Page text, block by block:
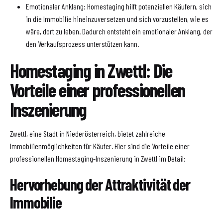
Emotionaler Anklang: Homestaging hilft potenziellen Käufern, sich
in die Immobilie hineinzuversetzen und sich vorzustellen, wie es
wäre, dort zu leben. Dadurch entsteht ein emotionaler Anklang, der
den Verkaufsprozess unterstützen kann.
Homestaging in Zwettl: Die
Vorteile einer professionellen
Inszenierung
Zwettl, eine Stadt in Niederösterreich, bietet zahlreiche
Immobilienmöglichkeiten für Käufer. Hier sind die Vorteile einer
professionellen Homestaging-Inszenierung in Zwettl im Detail:
Hervorhebung der Attraktivität der
Immobilie